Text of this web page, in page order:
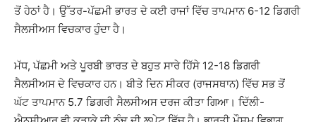
ਤੋਂ ਹੇਠਾਂ ਹੈ। ਉੱਤਰ-ਪੱਛਮੀ ਭਾਰਤ ਦੇ ਕਈ ਰਾਜਾਂ ਵਿੱਚ ਤਾਪਮਾਨ 6-12 ਡਿਗਰੀ
ਸੈਲਸੀਅਸ ਵਿਚਕਾਰ ਹੁੰਦਾ ਹੈ।
ਮੱਧ, ਪੱਛਮੀ ਅਤੇ ਪੂਰਬੀ ਭਾਰਤ ਦੇ ਬਹੁਤ ਸਾਰੇ ਹਿੱਸੇ 12-18 ਡਿਗਰੀ
ਸੈਲਸੀਅਸ ਦੇ ਵਿਚਕਾਰ ਹਨ। ਬੀਤੇ ਦਿਨ ਸੀਕਰ (ਰਾਜਸਥਾਨ) ਵਿੱਚ ਸਭ ਤੋਂ
ਘੱਟ ਤਾਪਮਾਨ 5.7 ਡਿਗਰੀ ਸੈਲਸੀਅਸ ਦਰਜ ਕੀਤਾ ਗਿਆ। ਦਿੱਲੀ-